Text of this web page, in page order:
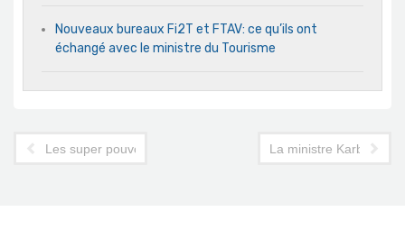
Nouveaux bureaux Fi2T et FTAV: ce qu’ils ont
échangé avec le ministre du Tourisme
Les super pouvoirs de la SGA inquiètent les hôteliers tunisiens
La ministre Karboul